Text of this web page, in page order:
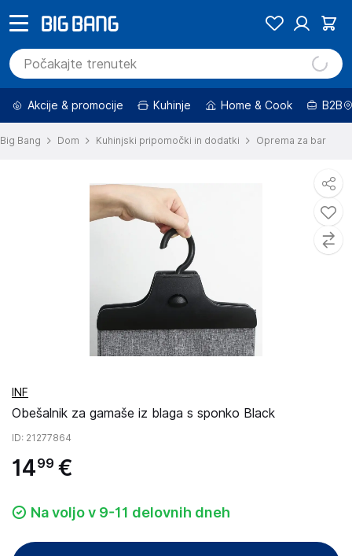
Akcije & promocije Kuhinje Home & Cook B2B
Big Bang Dom Kuhinjski pripomočki in dodatki Oprema za bar
INF
Obešalnik za gamaše iz blaga s sponko Black
ID: 21277864
1499 €
Na voljo v 9-11 delovnih dneh